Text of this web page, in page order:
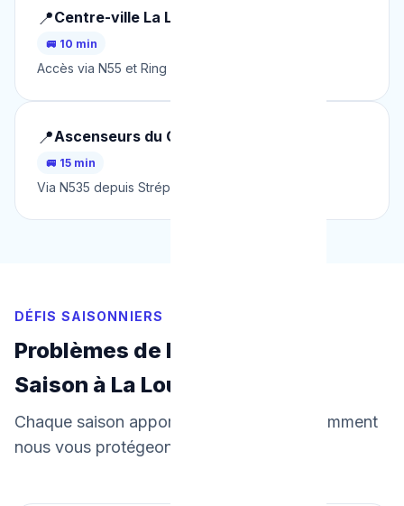
📍Centre-ville La Louvière
🚐 10 min
Accès via N55 et Ring de La Louvière.
📍Ascenseurs du Canal du Centre
🚐 15 min
Via N535 depuis Strépy-Bracquegnies.
DÉFIS SAISONNIERS
Problèmes de Plomberie par
Saison à La Louvière
Chaque saison apporte ses défis. Voici comment
nous vous protégeons toute l'année.